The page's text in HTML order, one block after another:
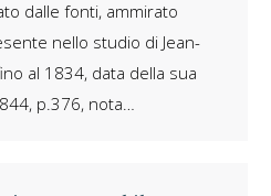
dalle fonti, ammirato
nello studio di Jean-
al 1834, data della sua
p.376, nota…